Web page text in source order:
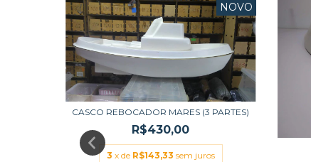
NOVO
CASCO REBOCADOR MARES (3 PARTES)
R$430,00
3 x de R$143,33 sem juros